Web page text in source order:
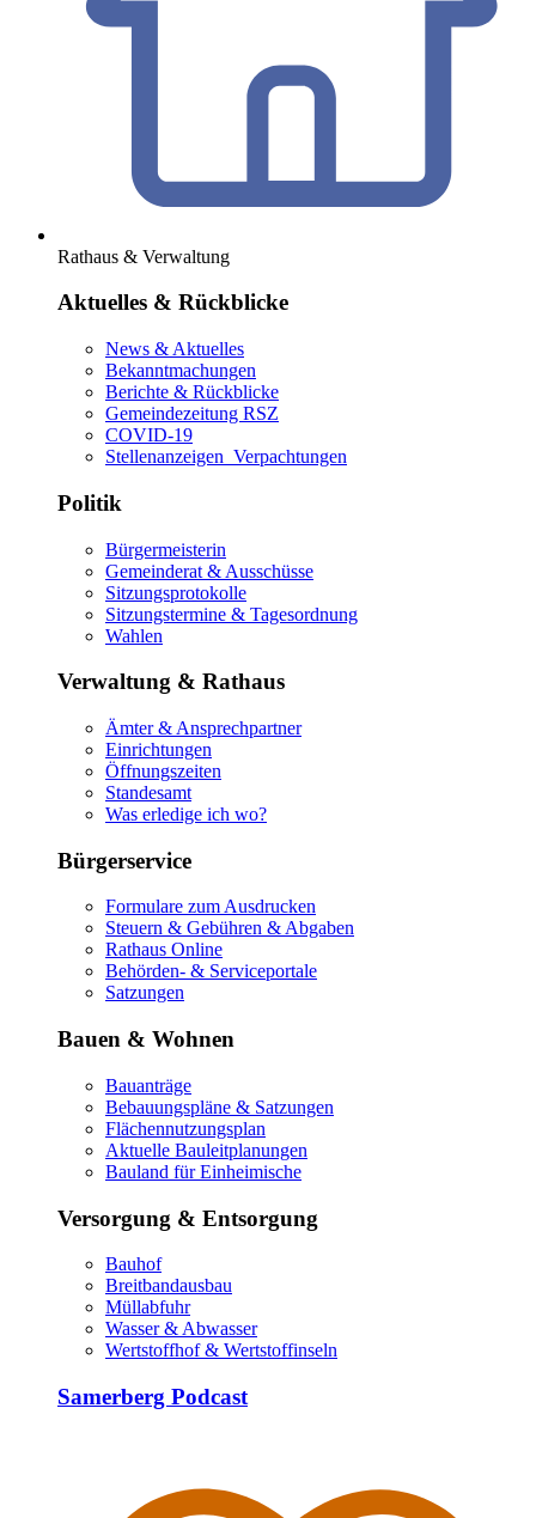
Rathaus & Verwaltung
Aktuelles & Rückblicke
News & Aktuelles
Bekanntmachungen
Berichte & Rückblicke
Gemeindezeitung RSZ
COVID-19
Stellenanzeigen_Verpachtungen
Politik
Bürgermeisterin
Gemeinderat & Ausschüsse
Sitzungsprotokolle
Sitzungstermine & Tagesordnung
Wahlen
Verwaltung & Rathaus
Ämter & Ansprechpartner
Einrichtungen
Öffnungszeiten
Standesamt
Was erledige ich wo?
Bürgerservice
Formulare zum Ausdrucken
Steuern & Gebühren & Abgaben
Rathaus Online
Behörden- & Serviceportale
Satzungen
Bauen & Wohnen
Bauanträge
Bebauungspläne & Satzungen
Flächennutzungsplan
Aktuelle Bauleitplanungen
Bauland für Einheimische
Versorgung & Entsorgung
Bauhof
Breitbandausbau
Müllabfuhr
Wasser & Abwasser
Wertstoffhof & Wertstoffinseln
Samerberg Podcast